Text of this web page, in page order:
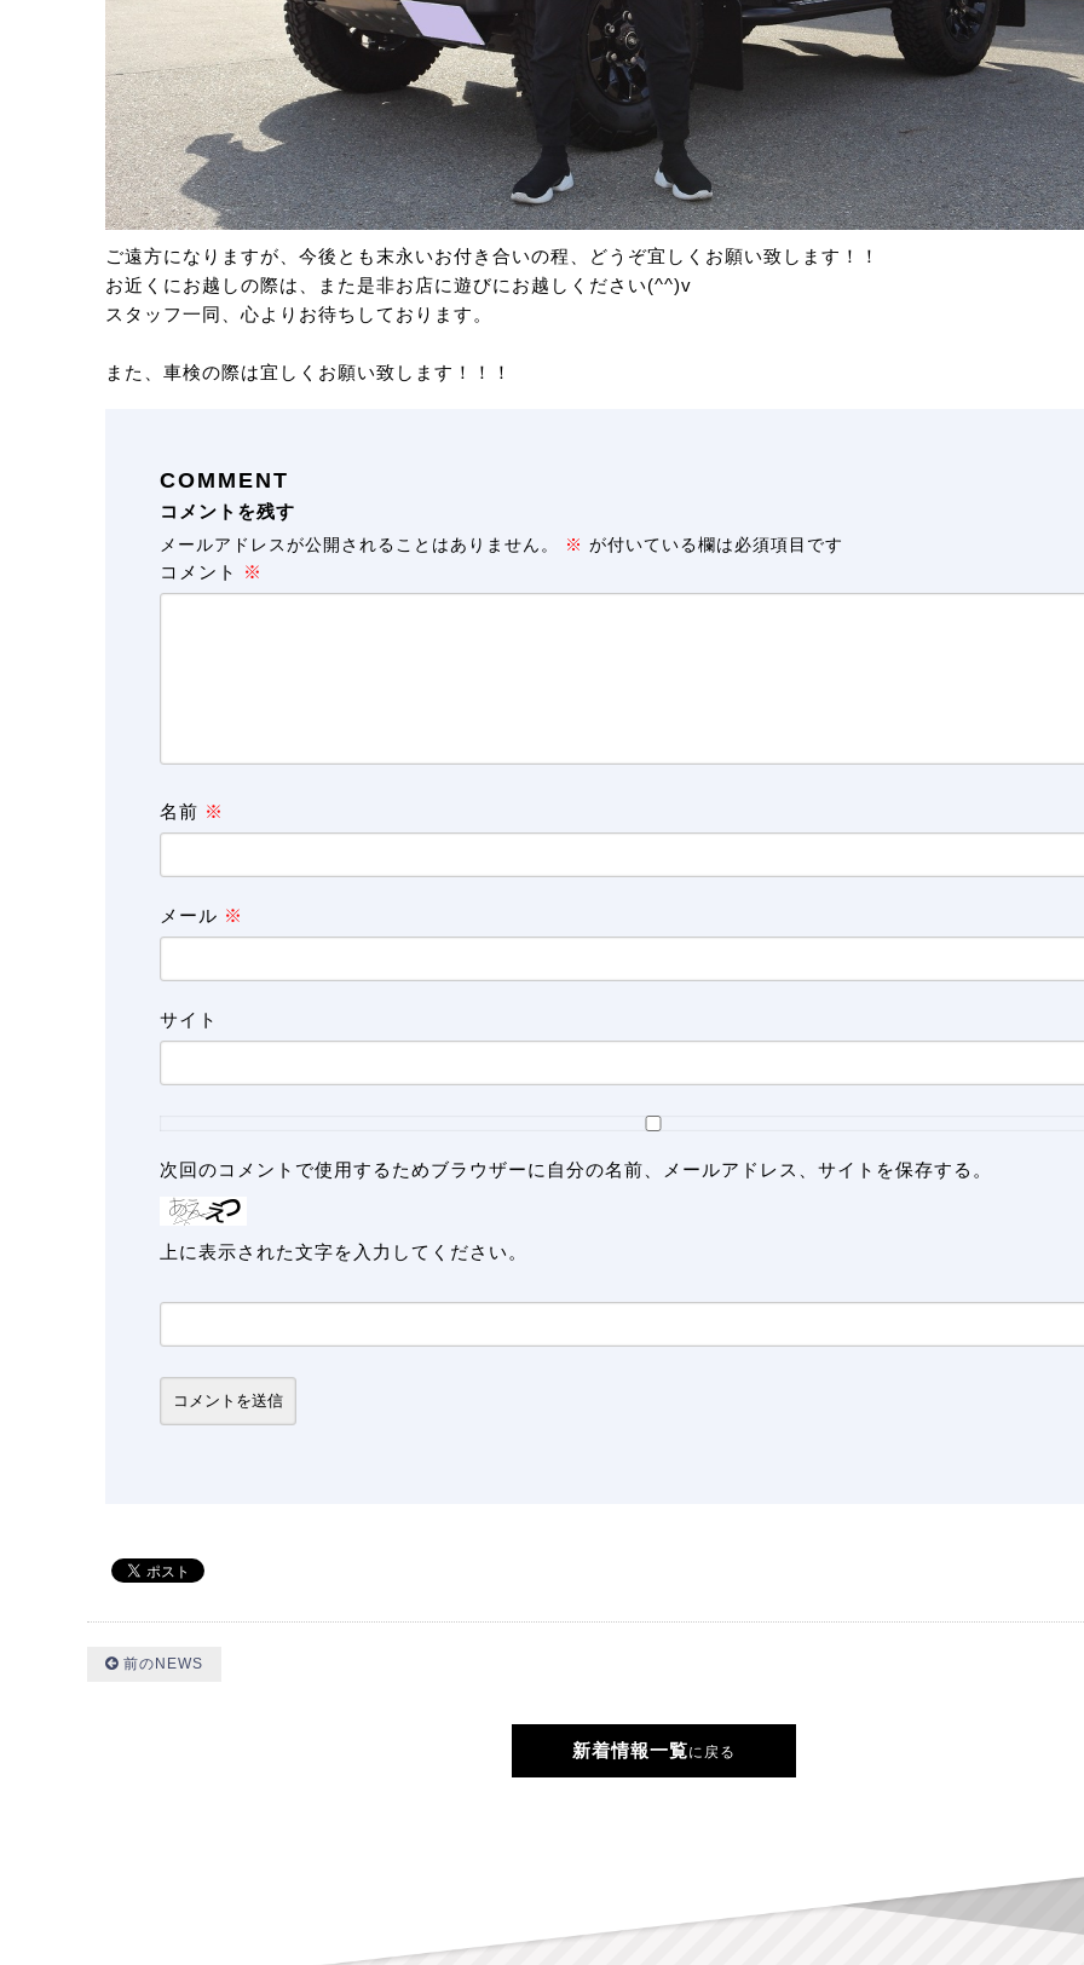
ご遠方になりますが、今後とも末永いお付き合いの程、どうぞ宜しくお願い致します！！
お近くにお越しの際は、また是非お店に遊びにお越しください(^^)v
スタッフ一同、心よりお待ちしております。
また、車検の際は宜しくお願い致します！！！
COMMENT
コメントを残す
メールアドレスが公開されることはありません。 ※ が付いている欄は必須項目です
コメント ※
名前 ※
メール ※
サイト
次回のコメントで使用するためブラウザーに自分の名前、メールアドレス、サイトを保存する。
上に表示された文字を入力してください。
前のNEWS
新着情報一覧に戻る